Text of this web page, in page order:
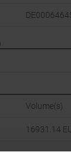
Volume(s)
16931.14